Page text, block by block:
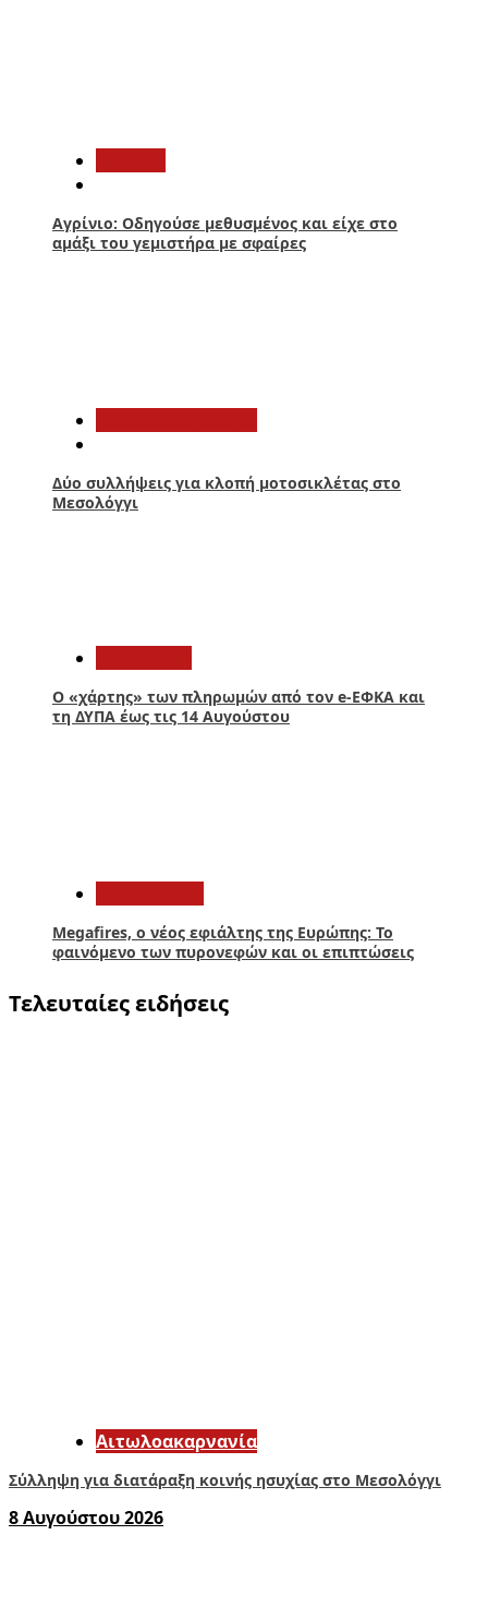
Αγρίνιο: Οδηγούσε μεθυσμένος και είχε στο
αμάξι του γεμιστήρα με σφαίρες
Δύο συλλήψεις για κλοπή μοτοσικλέτας στο
Μεσολόγγι
Ο «χάρτης» των πληρωμών από τον e-ΕΦΚΑ και
τη ΔΥΠΑ έως τις 14 Αυγούστου
Megafires, ο νέος εφιάλτης της Ευρώπης: Το
φαινόμενο των πυρονεφών και οι επιπτώσεις
Τελευταίες ειδήσεις
Αιτωλοακαρνανία
Σύλληψη για διατάραξη κοινής ησυχίας στο Μεσολόγγι
8 Αυγούστου 2026